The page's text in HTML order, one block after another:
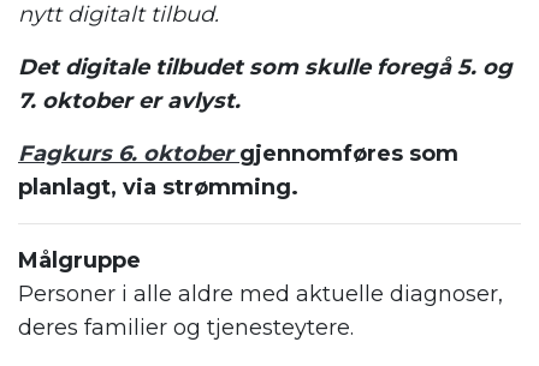
nytt digitalt tilbud.
Det digitale tilbudet som skulle foregå 5. og
7. oktober er avlyst.
Fagkurs 6. oktobergjennomføres som
planlagt, via strømming.
Målgruppe
Personer i alle aldre med aktuelle diagnoser,
deres familier og tjenesteytere.